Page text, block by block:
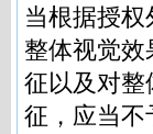
当根据授
整体视觉
征以及对整
征，应当不